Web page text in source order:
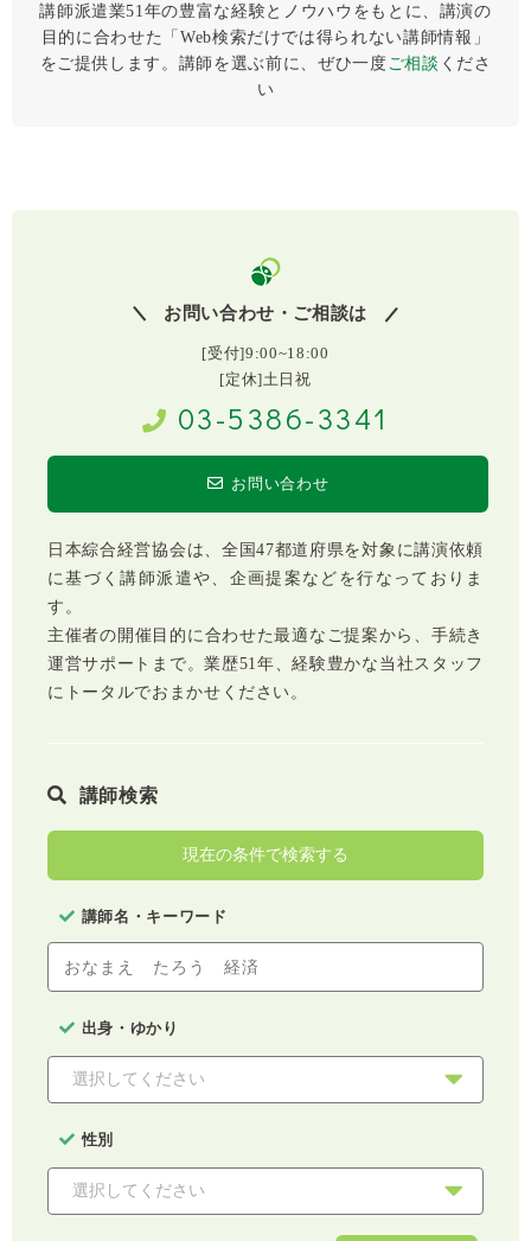
講師派遣業51年の豊富な経験とノウハウをもとに、講演の
目的に合わせた「Web検索だけでは得られない講師情報」
をご提供します。講師を選ぶ前に、ぜひ⼀度ご相談 くださ
い
お問い合わせ・ご相談は
[受付]9:00~18:00
[定休]土日祝
03-5386-3341
お問い合わせ
日本綜合経営協会は、全国47都道府県を対象に講演依頼
に基づく講師派遣や、企画提案などを行なっておりま
す。
主催者の開催目的に合わせた最適なご提案から、手続き
運営サポートまで。業歴51年、経験豊かな当社スタッフ
にトータルでおまかせください。
講師検索
現在の条件で検索する
講師名・キーワード
出身・ゆかり
性別